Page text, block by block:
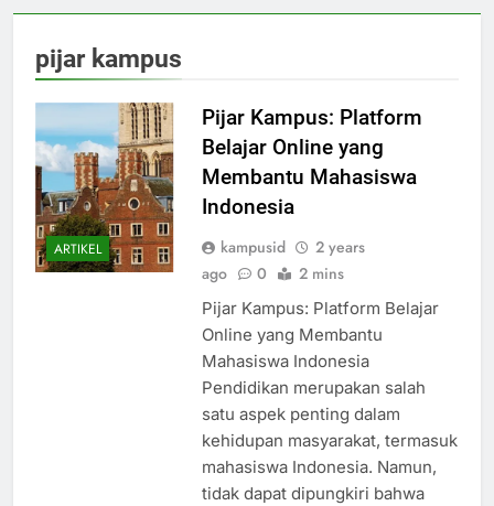
pijar kampus
ARTIKEL
Pijar Kampus: Platform
Belajar Online yang
Membantu Mahasiswa
Indonesia
kampusid
2 years
ago
0 2 mins
Pijar Kampus: Platform Belajar
Online yang Membantu
Mahasiswa Indonesia
Pendidikan merupakan salah
satu aspek penting dalam
kehidupan masyarakat, termasuk
mahasiswa Indonesia. Namun,
tidak dapat dipungkiri bahwa